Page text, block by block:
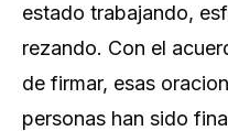
estado trabajando,
rezando. Con el
de firmar, esas
personas han sido